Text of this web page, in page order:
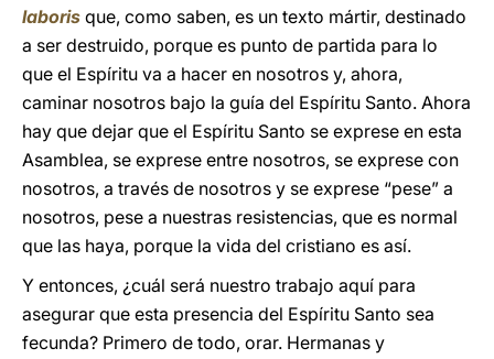
laboris que, como saben, es un texto mártir, destinado
a ser destruido, porque es punto de partida para lo
que el Espíritu va a hacer en nosotros y, ahora,
caminar nosotros bajo la guía del Espíritu Santo. Ahora
hay que dejar que el Espíritu Santo se exprese en esta
Asamblea, se exprese entre nosotros, se exprese con
nosotros, a través de nosotros y se exprese “pese” a
nosotros, pese a nuestras resistencias, que es normal
que las haya, porque la vida del cristiano es así.
Y entonces, ¿cuál será nuestro trabajo aquí para
asegurar que esta presencia del Espíritu Santo sea
fecunda? Primero de todo, orar. Hermanas y